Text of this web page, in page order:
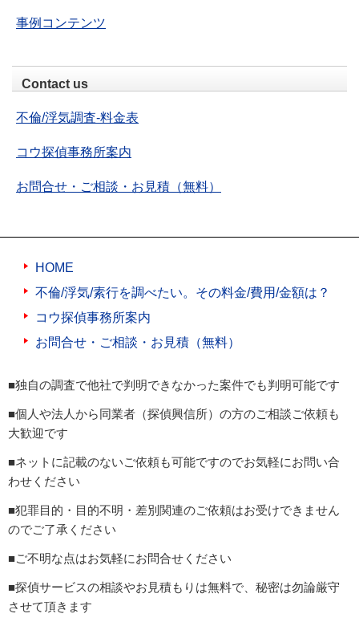
事例コンテンツ
Contact us
不倫/浮気調査-料金表
コウ探偵事務所案内
お問合せ・ご相談・お見積（無料）
HOME
不倫/浮気/素行を調べたい。その料金/費用/金額は？
コウ探偵事務所案内
お問合せ・ご相談・お見積（無料）
■独自の調査で他社で判明できなかった案件でも判明可能です
■個人や法人から同業者（探偵興信所）の方のご相談ご依頼も
大歓迎です
■ネットに記載のないご依頼も可能ですのでお気軽にお問い合
わせください
■犯罪目的・目的不明・差別関連のご依頼はお受けできません
のでご了承ください
■ご不明な点はお気軽にお問合せください
■探偵サービスの相談やお見積もりは無料で、秘密は勿論厳守
させて頂きます